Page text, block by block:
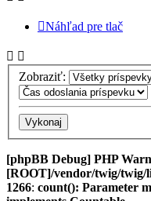
Náhľad pre tlač
Zobraziť:
[phpBB Debug] PHP
[ROOT]/vendor/twig/twig/
1266: count(): Parameter